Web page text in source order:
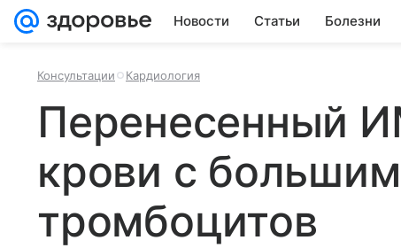
Новости Статьи Болезни
Консультации Кардиология
Перенесенный
крови с
тромбоцитов